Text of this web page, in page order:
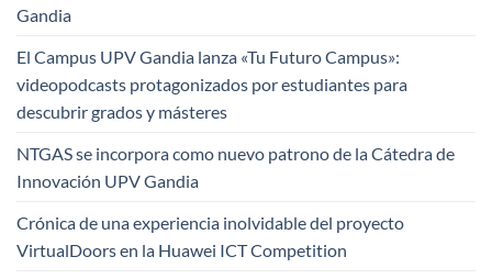
Gandia
El Campus UPV Gandia lanza «Tu Futuro Campus»:
videopodcasts protagonizados por estudiantes para
descubrir grados y másteres
NTGAS se incorpora como nuevo patrono de la Cátedra de
Innovación UPV Gandia
Crónica de una experiencia inolvidable del proyecto
VirtualDoors en la Huawei ICT Competition